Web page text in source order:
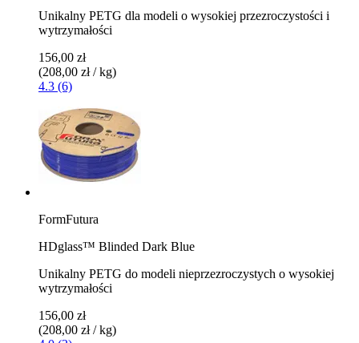
Unikalny PETG dla modeli o wysokiej przezroczystości i
wytrzymałości
156,00 zł
(208,00 zł / kg)
4.3 (6)
FormFutura
HDglass™ Blinded Dark Blue
Unikalny PETG do modeli nieprzezroczystych o wysokiej
wytrzymałości
156,00 zł
(208,00 zł / kg)